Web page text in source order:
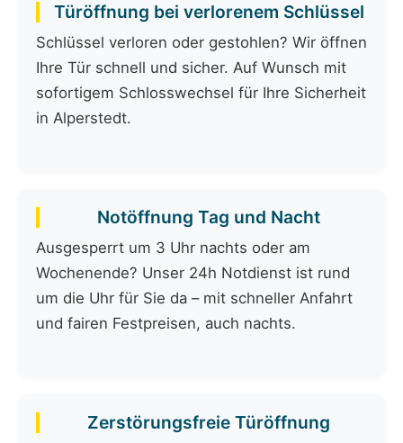
Türöffnung bei verlorenem Schlüssel
Schlüssel verloren oder gestohlen? Wir öffnen
Ihre Tür schnell und sicher. Auf Wunsch mit
sofortigem Schlosswechsel für Ihre Sicherheit
in Alperstedt.
Notöffnung Tag und Nacht
Ausgesperrt um 3 Uhr nachts oder am
Wochenende? Unser 24h Notdienst ist rund
um die Uhr für Sie da – mit schneller Anfahrt
und fairen Festpreisen, auch nachts.
Zerstörungsfreie Türöffnung